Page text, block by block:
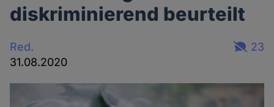
diskriminierend beurteilt
Red.
31.08.2020
23